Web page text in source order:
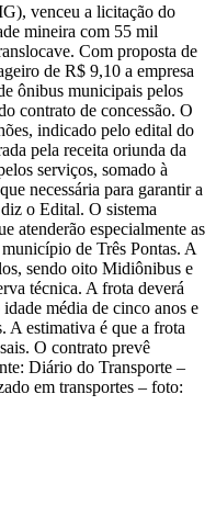
venceu a licitação do
mineira com 55 mil
Com proposta de
de R$ 9,10 a empresa
ônibus municipais pelos
contrato de concessão. O
indicado pelo edital do
pela receita oriunda da
serviços, somado à
necessária para garantir a
o Edital. O sistema
atenderão especialmente as
de Três Pontas. A
sendo oito Midiônibus e
técnica. A frota deverá
média de cinco anos e
A estimativa é que a frota
O contrato prevê
Diário do Transporte –
em transportes – foto: